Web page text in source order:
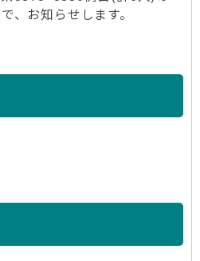
、お知らせします。